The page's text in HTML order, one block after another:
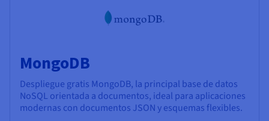
MongoDB
Despliegue gratis MongoDB, la principal base de datos
NoSQL orientada a documentos, ideal para aplicaciones
modernas con documentos JSON y esquemas flexibles.